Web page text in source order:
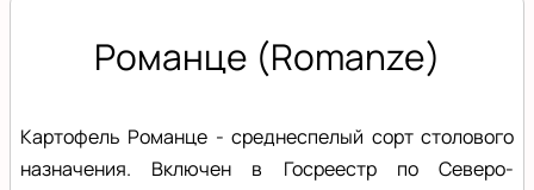
Романце (Romanze)
Картофель Романце - среднеспелый сорт столового
назначения. Включен в Госреестр по Северо-